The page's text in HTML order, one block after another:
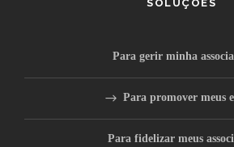
SOLUÇÕES
Para gerir minha
Para promover meus
Para fidelizar meus